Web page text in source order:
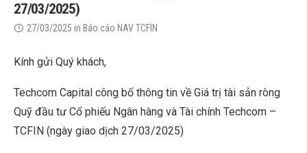
27/03/2025)
27/03/2025 in Báo cáo NAV TCFIN
Kính gửi Quý khách,
Techcom Capital công bố thông tin về Giá trị tài sản ròng
Quỹ đầu tư Cổ phiếu Ngân hàng và Tài chính Techcom –
TCFIN (ngày giao dịch 27/03/2025)